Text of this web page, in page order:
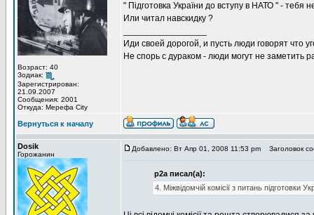
Возраст: 40
Зодиак:
Зарегистрирован:
21.09.2007
Сообщения: 2001
Откуда: Мерефа City
" Підготовка України до вступу в НАТО " - тебя
Или читал навскидку ?
Иди своей дорогой, и пусть люди говорят что
Не спорь с дураком - люди могут не
Вернуться к началу
Dosik
Горожанин
Добавлено: Вт Апр 01, 2008 11:53 pm Заголовок
p2a писал(а):
4. Міжвідомчій комісії з питань підготовки